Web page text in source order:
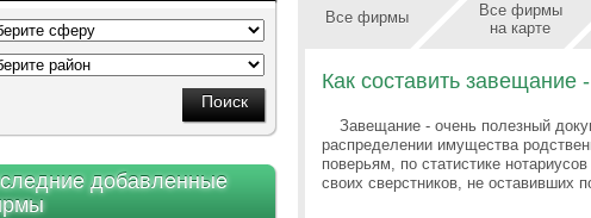
добавленные
Все фирмы
Все фирмы
на карте
Как составить
Завещание - очень полезный
распределении имущества
поверьям, по статистике
своих сверстников, не оставивших